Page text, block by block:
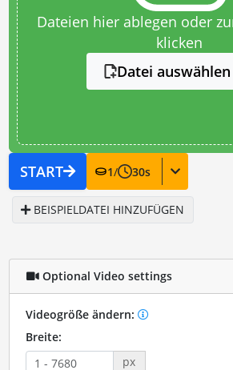
Dateien hier ablegen oder
klicken
Datei auswählen
START 1/ 30s
BEISPIELDATEI HINZUFÜGEN
Optional Video settings
Videogröße ändern:
Breite:
px